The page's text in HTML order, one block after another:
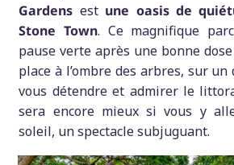
Gardens est une oasis de
Stone Town. Ce magnifique
pause verte après une bonne
place à l’ombre des arbres, sur un
vous détendre et admirer le
sera encore mieux si vous y
soleil, un spectacle subjuguant.